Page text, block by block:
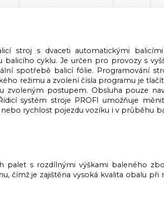
stroj s dvaceti automatickými
cyklu. Je určen pro provozy s
spotřebě balicí fólie. Programování
režimu a zvolení čísla programu je
postupem. Obsluha pouze
systém stroje PROFI umožňuje
rychlost pojezdu vozíku i v průběhu
s rozdílnými výškami baleného
čímž je zajištěna vysoká kvalita obalu při